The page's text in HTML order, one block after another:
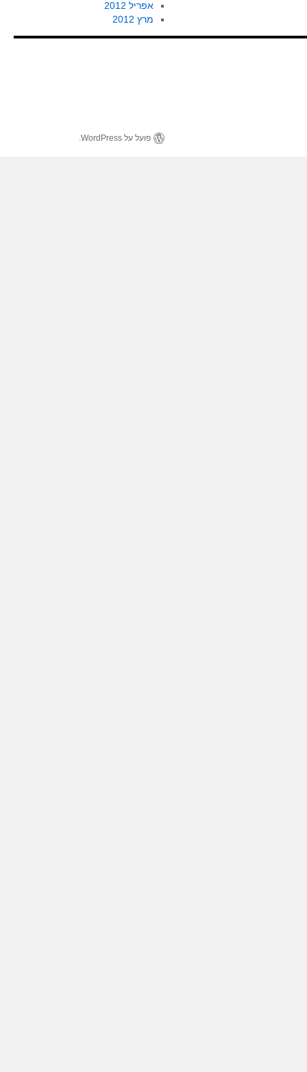
אפריל 2012
מרץ 2012
פועל על WordPress.